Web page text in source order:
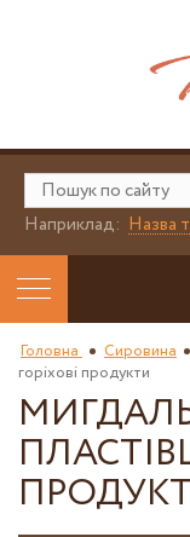
Наприклад: Назва
Головна Сировина
горіхові продукти